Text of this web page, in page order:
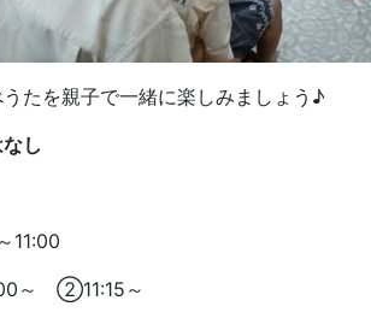
たを親子で一緒に楽しみましょう♪
し
11:00
～ ②11:15～